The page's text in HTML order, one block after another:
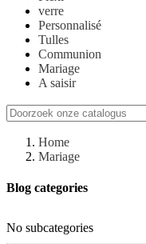
verre
Personnalisé
Tulles
Communion
Mariage
A saisir
Home
Mariage
Blog categories
No subcategories